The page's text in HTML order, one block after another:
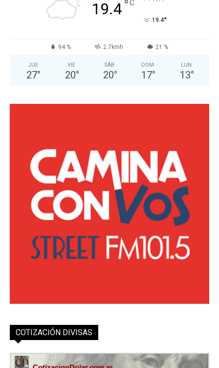
19.4°C
19.4°
94 % 2.7kmh 21 %
JUE
27°
VIE
20°
SÁB
20°
DOM
17°
LUN
13°
COTIZACIÓN DIVISAS